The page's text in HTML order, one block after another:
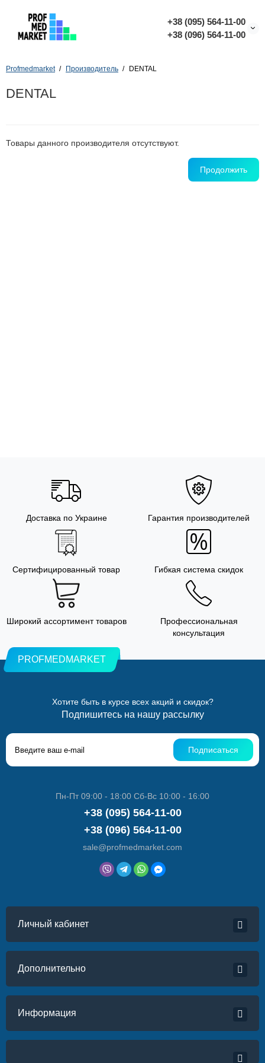
+38 (095) 564-11-00
+38 (096) 564-11-00
Profmedmarket Производитель DENTAL
DENTAL
Товары данного производителя отсутствуют.
Продолжить
Доставка по Украине Гарантия производителей
Сертифицированный товар Гибкая система скидок
Широкий ассортимент товаров
Профессиональная
консультация
PROFMEDMARKET
Хотите быть в курсе всех акций и скидок?
Подпишитесь на нашу рассылку
Подписаться
Пн-Пт 09:00 - 18:00 Сб-Вс 10:00 - 16:00
+38 (095) 564-11-00
+38 (096) 564-11-00
sale@profmedmarket.com
Личный кабинет
Дополнительно
Информация